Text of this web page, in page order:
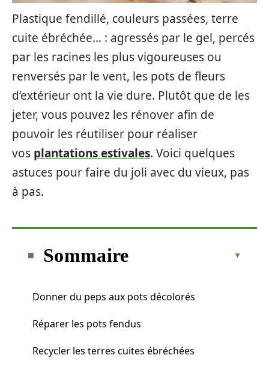
Plastique fendillé, couleurs passées, terre
cuite ébréchée… : agressés par le gel, percés
par les racines les plus vigoureuses ou
renversés par le vent, les pots de fleurs
d’extérieur ont la vie dure. Plutôt que de les
jeter, vous pouvez les rénover afin de
pouvoir les réutiliser pour réaliser
vos plantations estivales. Voici quelques
astuces pour faire du joli avec du vieux, pas
à pas.
Sommaire
Donner du peps aux pots décolorés
Réparer les pots fendus
Recycler les terres cuites ébréchées